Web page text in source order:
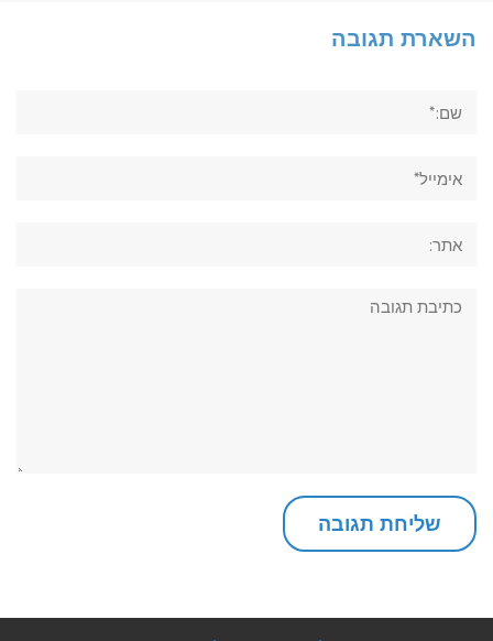
השארת תגובה